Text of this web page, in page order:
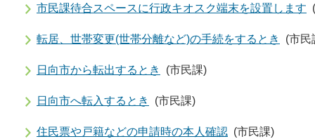
市民課待合スペースに行政キオスク端末を設置します
転居、世帯変更(世帯分離など)の手続をするとき (市民
日向市から転出するとき (市民課)
日向市へ転入するとき (市民課)
住民票や戸籍などの申請時の本人確認 (市民課)